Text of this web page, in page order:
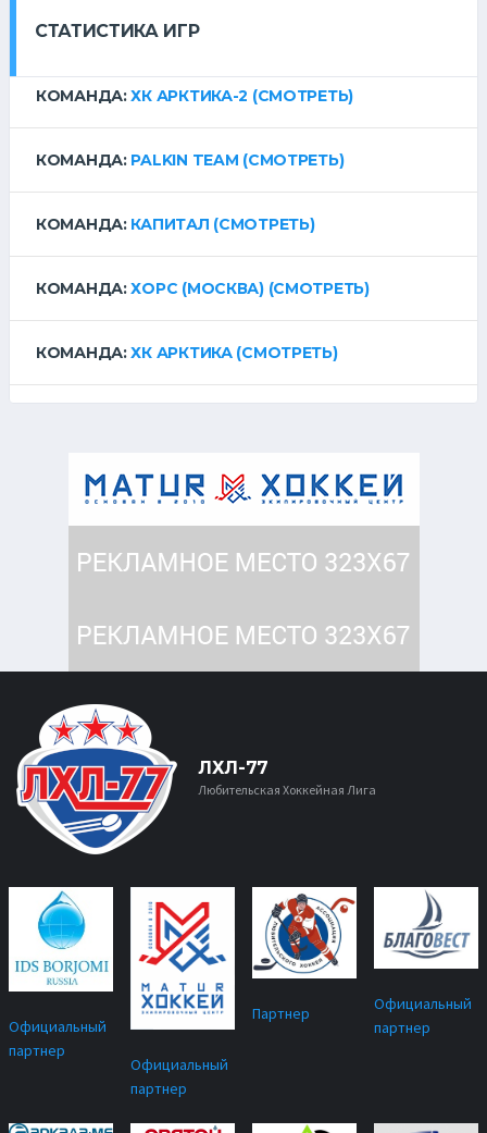
СТАТИСТИКА ИГР
КОМАНДА:ХК АРКТИКА-2 (СМОТРЕТЬ)
КОМАНДА: PALKIN TEAM (СМОТРЕТЬ)
КОМАНДА: КАПИТАЛ (СМОТРЕТЬ)
КОМАНДА:ХОРС (МОСКВА) (СМОТРЕТЬ)
КОМАНДА:ХК АРКТИКА (СМОТРЕТЬ)
ЛХЛ-77
Любительская Хоккейная Лига
Официальный
партнер
Официальный
партнер
Партнер
Официальный
партнер